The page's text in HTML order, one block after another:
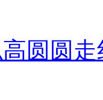
圆圆走